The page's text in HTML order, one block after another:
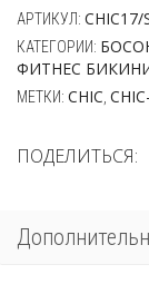
АРТИКУЛ: CHIC17/
КАТЕГОРИИ:
ФИТНЕС
МЕТКИ: CHIC
ПОДЕЛИТЬСЯ: